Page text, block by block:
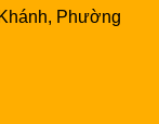
Phường